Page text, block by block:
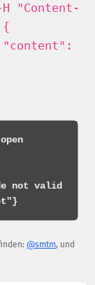
"Content-
@smtm, und